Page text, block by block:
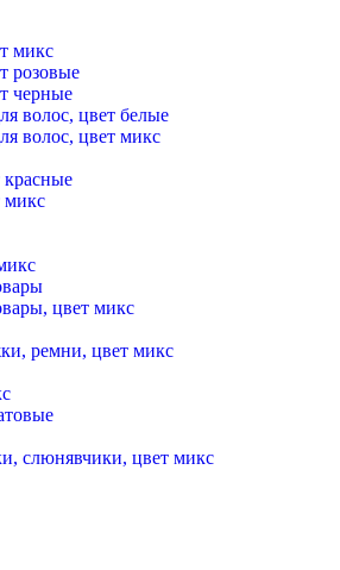
микс
розовые
черные
волос, цвет белые
волос, цвет микс
красные
микс
цвет микс
ремни, цвет микс
слюнявчики, цвет микс